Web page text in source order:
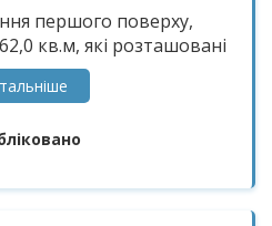
першого поверху,
кв.м, які розташовані
вул.Педагогічна,11.